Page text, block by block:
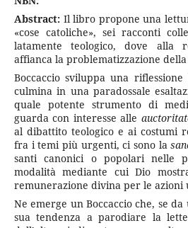
Abstract: Il libro propone una
«cose catoliche», sei racconti
latamente teologico, dove alla
affianca la problematizzazione
Boccaccio sviluppa una
culmina in una paradossale
quale potente strumento di
guarda con interesse alle
al dibattito teologico e ai costumi
fra i temi più urgenti, ci sono la
santi canonici o popolari nelle
modalità mediante cui Dio
remunerazione divina per le azioni
Ne emerge un Boccaccio che, se
sua tendenza a parodiare la